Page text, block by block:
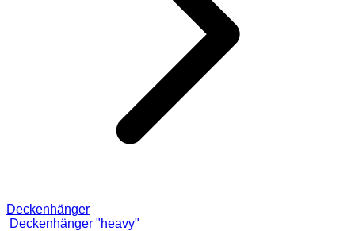
Deckenhänger
Deckenhänger "heavy"